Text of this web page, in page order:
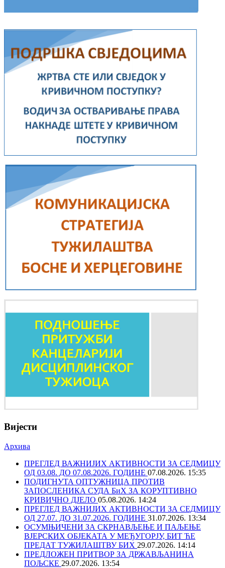
Вијести
Архива
ПРЕГЛЕД ВАЖНИЈИХ АКТИВНОСТИ ЗА СЕДМИЦУ
ОД 03.08. ДО 07.08.2026. ГОДИНЕ 07.08.2026. 15:35
ПОДИГНУТА ОПТУЖНИЦА ПРОТИВ
ЗАПОСЛЕНИКА СУДА БиХ ЗА КОРУПТИВНО
КРИВИЧНО ДЈЕЛО 05.08.2026. 14:24
ПРЕГЛЕД ВАЖНИЈИХ АКТИВНОСТИ ЗА СЕДМИЦУ
ОД 27.07. ДО 31.07.2026. ГОДИНЕ 31.07.2026. 13:34
ОСУМЊИЧЕНИ ЗА СКРНАВЉЕЊЕ И ПАЉЕЊЕ
ВЈЕРСКИХ ОБЈЕКАТА У МЕЂУГОРЈУ, БИТ ЋЕ
ПРЕДАТ ТУЖИЛАШТВУ БИХ 29.07.2026. 14:14
ПРЕДЛОЖЕН ПРИТВОР ЗА ДРЖАВЉАНИНА
ПОЉСКЕ 29.07.2026. 13:54